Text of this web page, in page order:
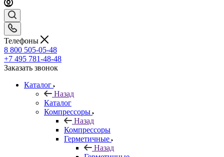
Телефоны
8 800 505-05-48
+7 495 781-48-48
Заказать звонок
Каталог
Назад
Каталог
Компрессоры
Назад
Компрессоры
Герметичные
Назад